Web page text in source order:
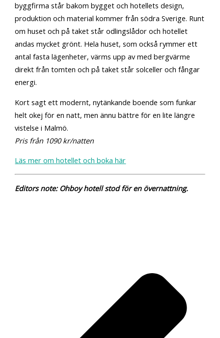
byggfirma står bakom bygget och hotellets design,
produktion och material kommer från södra Sverige. Runt
om huset och på taket står odlingslådor och hotellet
andas mycket grönt. Hela huset, som också rymmer ett
antal fasta lägenheter, värms upp av med bergvärme
direkt från tomten och på taket står solceller och fångar
energi.
Kort sagt ett modernt, nytänkande boende som funkar
helt okej för en natt, men ännu bättre för en lite längre
vistelse i Malmö.
Pris från 1090 kr/natten
Läs mer om hotellet och boka här
Editors note: Ohboy hotell stod för en övernattning.